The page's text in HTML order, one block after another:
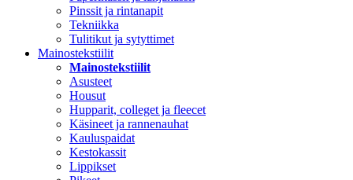
Pinssit ja rintanapit
Tekniikka
Tulitikut ja sytyttimet
Mainostekstiilit
Mainostekstiilit
Asusteet
Housut
Hupparit, colleget ja fleecet
Käsineet ja rannenauhat
Kauluspaidat
Kestokassit
Lippikset